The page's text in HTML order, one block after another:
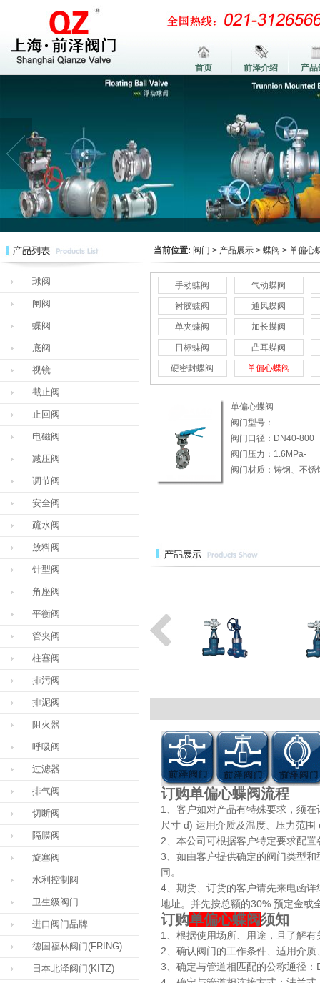
首页 前泽介绍 产品
球阀
闸阀
蝶阀
底阀
视镜
截止阀
止回阀
电磁阀
减压阀
调节阀
安全阀
疏水阀
放料阀
针型阀
角座阀
平衡阀
管夹阀
柱塞阀
排污阀
排泥阀
阻火器
呼吸阀
过滤器
排气阀
切断阀
隔膜阀
旋塞阀
水利控制阀
卫生级阀门
进口阀门品牌
德国福林阀门(FRING)
日本北泽阀门(KITZ)
当前位置: 阀门 > 产品展示 > 蝶阀 > 单偏心
手动蝶阀 气动蝶阀
衬胶蝶阀 通风蝶阀
单夹蝶阀 加长蝶阀
日标蝶阀 凸耳蝶阀
硬密封蝶阀 单偏心蝶阀
单偏心蝶阀
阀门型号：
D(3/6/9)73H/D(3/6/
阀门口径：DN40-800
阀门压力：1.6MPa-
4.0MPa
阀门材质：铸钢、不锈
订购单偏心蝶阀流程
1、客户如对产品有特殊要求，须
尺寸 d) 运用介质及温度、压力范
2、本公司可根据客户特定要求配置
3、如由客户提供确定的阀门类型
同。
4、期货、订货的客户请先来电函
地址。并先按总额的30% 预定金或
订购单偏心蝶阀须知
1、根据使用场所、用途，且了解
2、确认阀门的工作条件、适用介
3、确定与管道相匹配的公称通径